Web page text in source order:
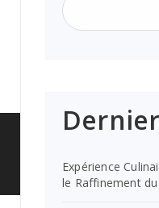
Expérience
le Raffinement